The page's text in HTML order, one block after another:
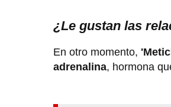
¿Le gustan las
En otro momento,
adrenalina, hormona